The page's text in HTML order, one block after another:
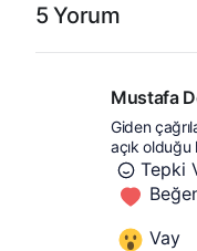
5 Yorum
Mustafa
Giden
açık olduğu
Tepki
Vay